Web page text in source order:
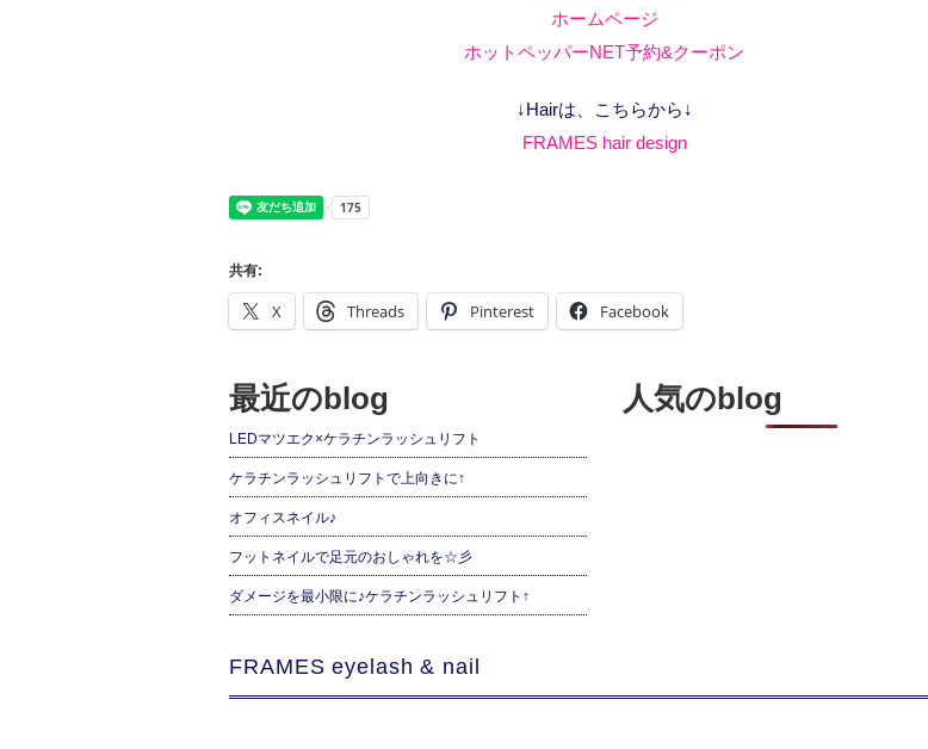
ホームページ
ホットペッパーNET予約&クーポン
↓Hairは、こちらから↓
FRAMES hair design
共有:
X Threads Pinterest Facebook
最近のblog
LEDマツエク×ケラチンラッシュリフト
ケラチンラッシュリフトで上向きに↑
オフィスネイル♪
フットネイルで足元のおしゃれを☆彡
ダメージを最小限に♪ケラチンラッシュリフト↑
人気のblog
FRAMES eyelash & nail